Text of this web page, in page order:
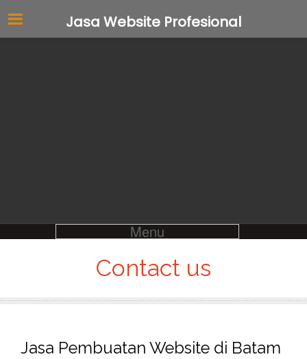
Menu
Contact us
Jasa Pembuatan Website di Batam
Jasa Website Profesional